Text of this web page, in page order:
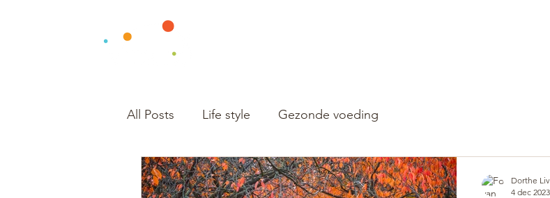
All Posts Life style Gezonde voeding
Dorthe
4 dec 2023